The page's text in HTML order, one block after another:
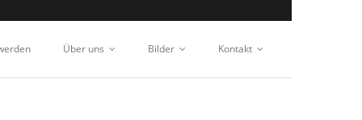
Über uns Bilder Kontakt